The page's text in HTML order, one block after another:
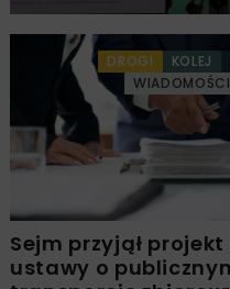
DROGI KOLEJ
WIADOMOŚCI
Sejm przyjął
ustawy o